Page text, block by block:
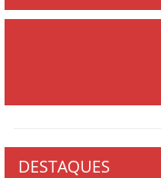
DESTAQUES